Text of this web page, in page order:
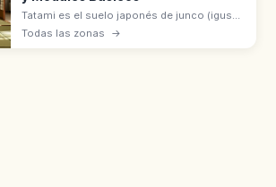
Tatami es el suelo japonés de junco (igusa),
símbolo del washitsu, generalizado desde
Todas las zonas →